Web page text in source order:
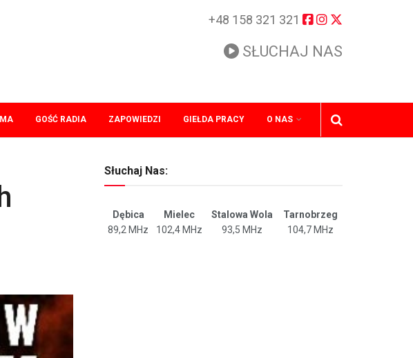
+48 158 321 321
SŁUCHAJ NAS
GOŚĆ RADIA ZAPOWIEDZI GIEŁDA PRACY O NAS
Słuchaj Nas:
Dębica Mielec Stalowa Wola
Tarnobrzeg
89,2 MHz
102,4 MHz 93,5 MHz 104,7 MHz